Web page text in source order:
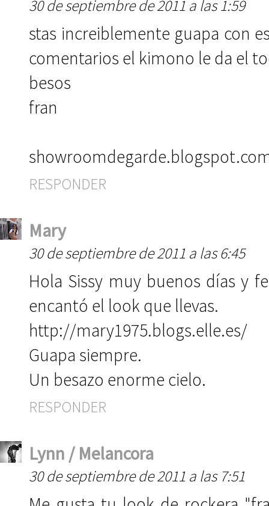
30 de septiembre de 2011 a las 1:59
stas increiblemente guapa con
comentarios el kimono le da el
besos
fran
RESPONDER
Mary
30 de septiembre de 2011 a las 6:45
Hola Sissy muy buenos días y
encantó el look que llevas.
http://mary1975.blogs.elle.es/
Guapa siempre.
Un besazo enorme cielo.
RESPONDER
Lynn / Melancora
30 de septiembre de 2011 a las 7:51